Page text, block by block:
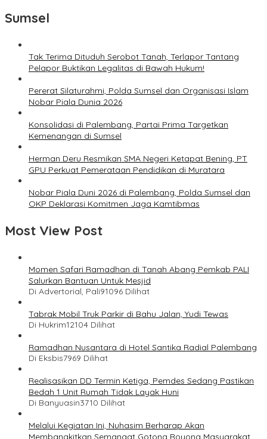
Sumsel
Tak Terima Dituduh Serobot Tanah, Terlapor Tantang
Pelapor Buktikan Legalitas di Bawah Hukum!
Pererat Silaturahmi, Polda Sumsel dan Organisasi Islam
Nobar Piala Dunia 2026
Konsolidasi di Palembang, Partai Prima Targetkan
Kemenangan di Sumsel
Herman Deru Resmikan SMA Negeri Ketapat Bening, PT
GPU Perkuat Pemerataan Pendidikan di Muratara
Nobar Piala Duni 2026 di Palembang, Polda Sumsel dan
OKP Deklarasi Komitmen Jaga Kamtibmas
Most View Post
Momen Safari Ramadhan di Tanah Abang Pemkab PALI
Salurkan Bantuan Untuk Mesjid
Di Advertorial, Pali91096 Dilihat
Tabrak Mobil Truk Parkir di Bahu Jalan, Yudi Tewas
Di Hukrim12104 Dilihat
Ramadhan Nusantara di Hotel Santika Radial Palembang
Di Eksbis7969 Dilihat
Realisasikan DD Termin Ketiga, Pemdes Sedang Pastikan
Bedah 1 Unit Rumah Tidak Layak Huni
Di Banyuasin3710 Dilihat
Melalui Kegiatan Ini, Nuhasim Berharap Akan
Membangkitkan Semangat Gotong Royong Masyarakat